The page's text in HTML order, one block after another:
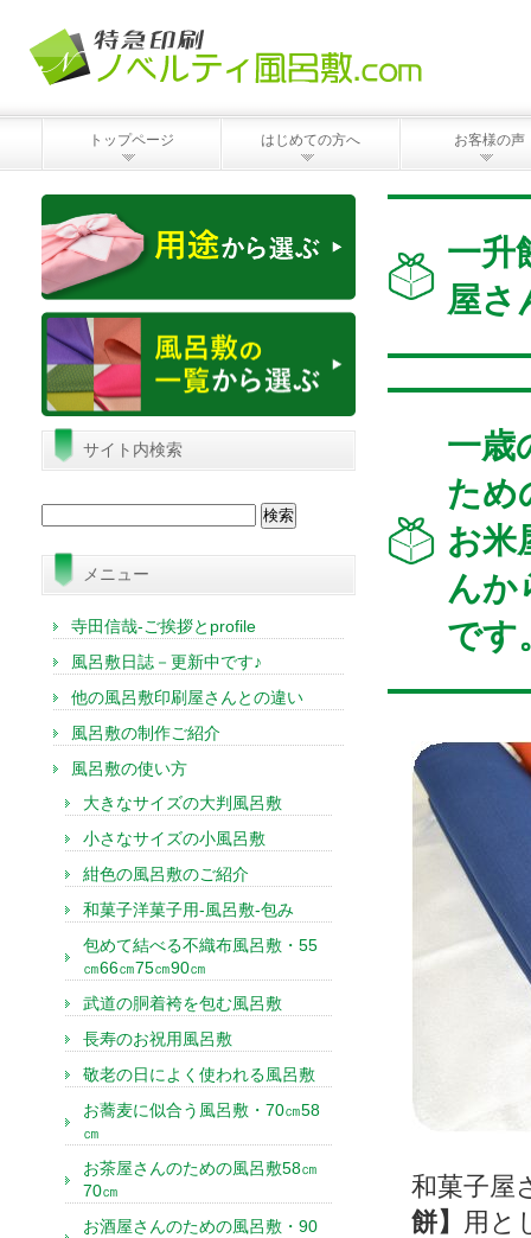
トップページ はじめての方へ お客様の声
一升
屋さ
一歳
ため
お米
んか
です
和菓子屋
餅】 用と
サイト内検索
メニュー
寺田信哉-ご挨拶とprofile
風呂敷日誌－更新中です♪
他の風呂敷印刷屋さんとの違い
風呂敷の制作ご紹介
風呂敷の使い方
大きなサイズの大判風呂敷
小さなサイズの小風呂敷
紺色の風呂敷のご紹介
和菓子洋菓子用-風呂敷-包み
包めて結べる不織布風呂敷・55
㎝66㎝75㎝90㎝
武道の胴着袴を包む風呂敷
長寿のお祝用風呂敷
敬老の日によく使われる風呂敷
お蕎麦に似合う風呂敷・70㎝58
㎝
お茶屋さんのための風呂敷58㎝
70㎝
お酒屋さんのための風呂敷・90